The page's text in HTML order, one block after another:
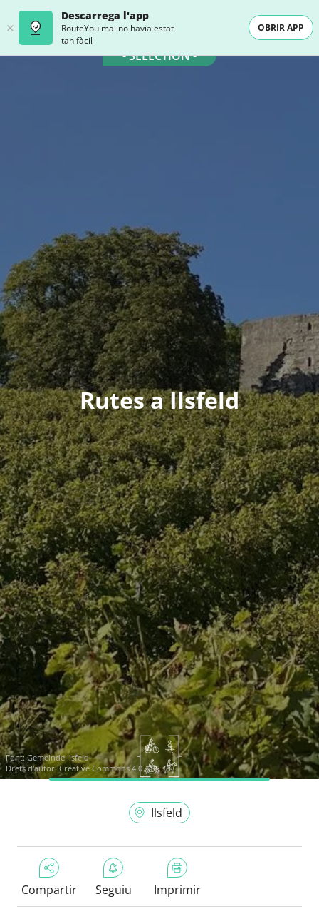
Descarrega l'app
RouteYou mai no havia estat
tan fàcil
OBRIR APP
- SELECTION -
Rutes a Ilsfeld
Font: Gemeinde Ilsfeld
Drets d'autor: Creative Commons 4.0
Ilsfeld
Compartir Seguiu Imprimir